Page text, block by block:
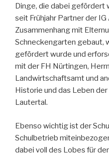
Dinge, die dabei gefördert
seit Frühjahr Partner der
Zusammenhang mit
Schneckengarten gebaut,
gefördert wurde und
mit der FH Nürtingen,
Landwirtschaftsamt und
Historie und das Leben
Lautertal.
Ebenso wichtig ist der
Schulbetrieb
dabei voll des Lobes für